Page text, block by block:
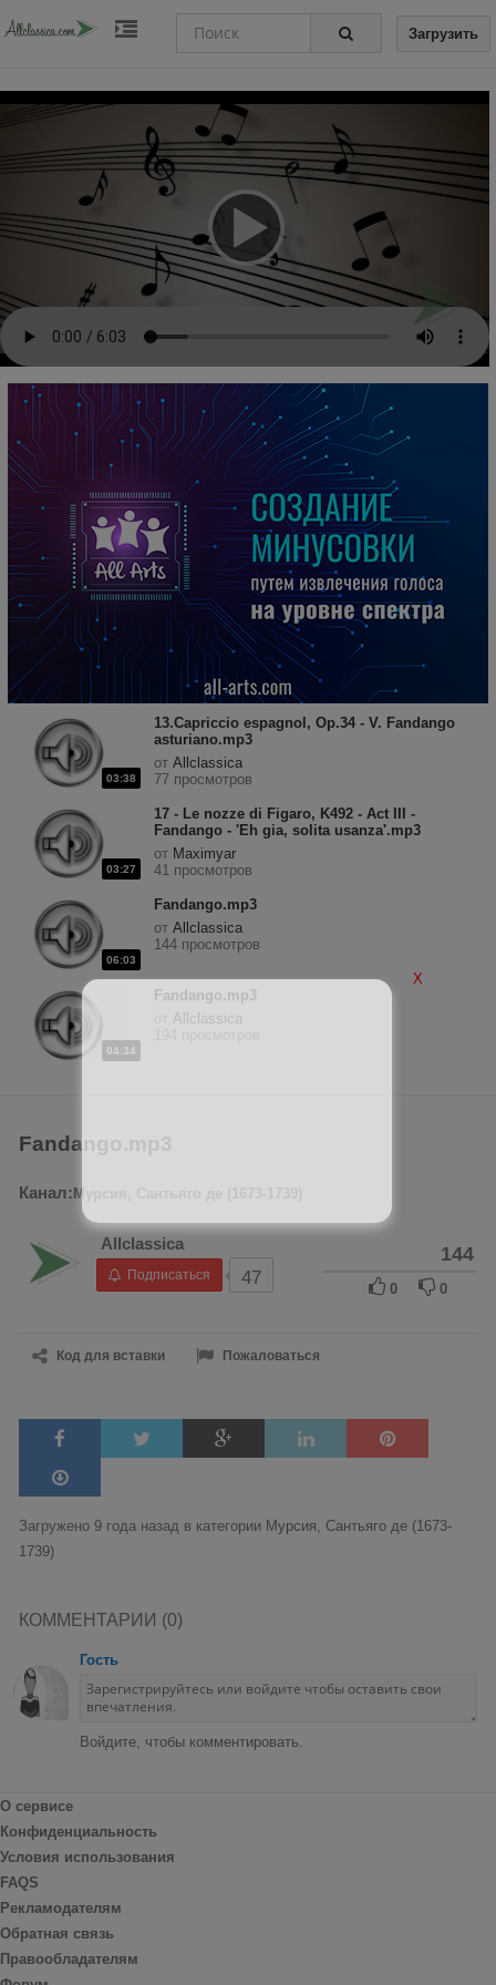
Загрузить
03:38
13.Capriccio espagnol, Op.34 - V. Fandango
asturiano.mp3
от Allclassica
77 просмотров
03:27
17 - Le nozze di Figaro, K492 - Act III -
Fandango - 'Eh gia, solita usanza'.mp3
от Maximyar
41 просмотров
06:03
Fandango.mp3
от Allclassica
144 просмотров
04:34
Fandango.mp3
Allclassica
Fandango.mp3
Канал: Мурсия, Сантьяго де (1673-1739)
Allclassica
Подписаться 47
144
0 0
Код для вставки Пожаловаться
Загружено 9 года назад в категории Мурсия, Сантьяго де (1673-
1739)
КОММЕНТАРИИ (0)
Гость
Войдите, чтобы комментировать.
О сервисе
Конфиденциальность
Условия использования
FAQS
Рекламодателям
Обратная связь
Правообладателям
X